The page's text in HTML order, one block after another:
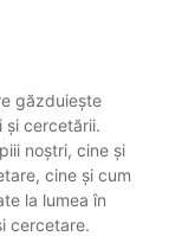
găzduiește
și cercetării.
noștri, cine și
cine și cum
la lumea în
cercetare.